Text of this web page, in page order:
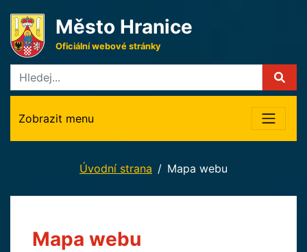
Město Hranice
Oficiální webové stránky
Zobrazit menu
Úvodní strana Mapa webu
Mapa webu